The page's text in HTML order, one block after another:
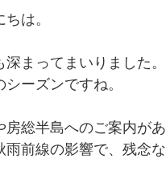
は。
まってまいりました。
ーズンですね。
房総半島へのご案内が
雨前線の影響で、残念